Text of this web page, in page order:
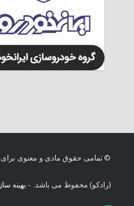
© تمامی حقوق مادی و معنوی
(رادکو) محفوظ می باشد. - بهینه